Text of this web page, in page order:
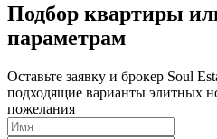
Подбор квартиры
параметрам
Оставьте заявку и брокер Soul
подходящие варианты элитных
пожелания